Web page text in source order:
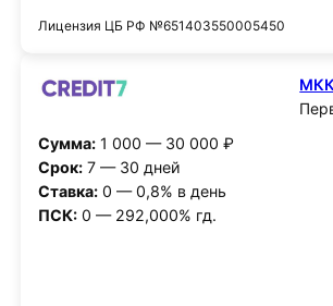
Лицензия ЦБ РФ №651403550005450
МКК
Сумма:1 000 — 30 000 ₽
Срок:7 — 30 дней
Ставка:0 — 0,8% в день
ПСК:0 — 292,000% гд.